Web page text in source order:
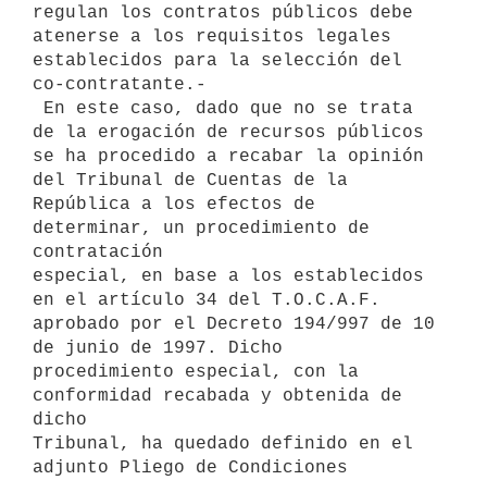
regulan los contratos públicos debe
atenerse a los requisitos legales
establecidos para la selección del
co-contratante.-
de la erogación de recursos públicos
se ha procedido a recabar la opinión
del Tribunal de Cuentas de la
República a los efectos de
determinar, un procedimiento de
contratación
especial, en base a los establecidos
en el artículo 34 del T.O.C.A.F.
aprobado por el Decreto 194/997 de 10
de junio de 1997. Dicho
procedimiento especial, con la
conformidad recabada y obtenida de
dicho
Tribunal, ha quedado definido en el
adjunto Pliego de Condiciones